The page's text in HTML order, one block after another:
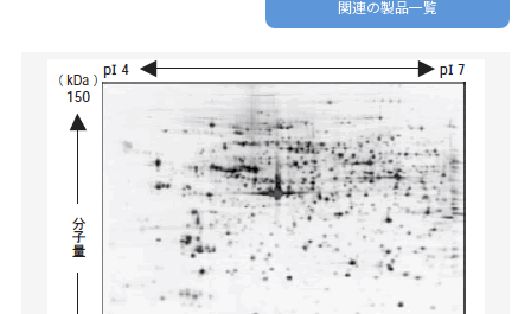
関連の製品一覧